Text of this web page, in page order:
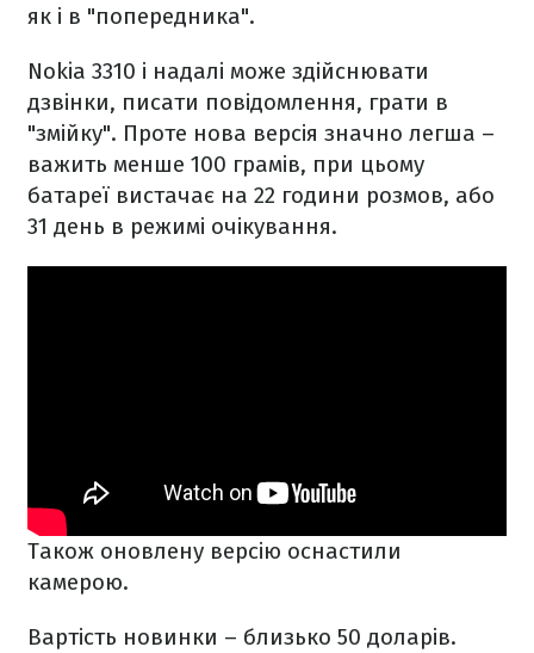
як і в "попередника".
Nokia 3310 і надалі може здійснювати
дзвінки, писати повідомлення, грати в
"змійку". Проте нова версія значно легша –
важить менше 100 грамів, при цьому
батареї вистачає на 22 години розмов, або
31 день в режимі очікування.
Також оновлену версію оснастили
камерою.
Вартість новинки – близько 50 доларів.